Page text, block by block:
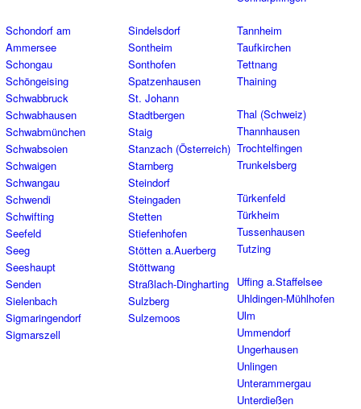
Schondorf am
Ammersee
Schongau
Schöngeising
Schwabbruck
Schwabhausen
Schwabmünchen
Schwabsoien
Schwaigen
Schwangau
Schwendi
Schwifting
Seefeld
Seeg
Seeshaupt
Senden
Sielenbach
Sigmaringendorf
Sigmarszell
Sindelsdorf
Sontheim
Sonthofen
Spatzenhausen
St. Johann
Stadtbergen
Staig
Stanzach (Österreich)
Starnberg
Steindorf
Steingaden
Stetten
Stiefenhofen
Stötten a.Auerberg
Stöttwang
Straßlach-Dingharting
Sulzberg
Sulzemoos
Tannheim
Taufkirchen
Tettnang
Thaining
Thal (Schweiz)
Thannhausen
Trochtelfingen
Trunkelsberg
Türkenfeld
Türkheim
Tussenhausen
Tutzing
Uffing a.Staffelsee
Uhldingen-Mühlhofen
Ulm
Ummendorf
Ungerhausen
Unlingen
Unterammergau
Unterdießen